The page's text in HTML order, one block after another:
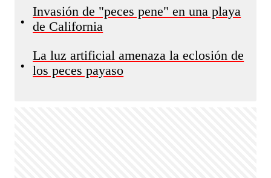
•
Invasión de "peces pene" en una playa
de California
•
La luz artificial amenaza la eclosión de
los peces payaso